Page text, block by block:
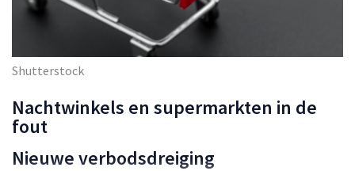
Shutterstock
Nachtwinkels en supermarkten in de
fout
Nieuwe verbodsdreiging